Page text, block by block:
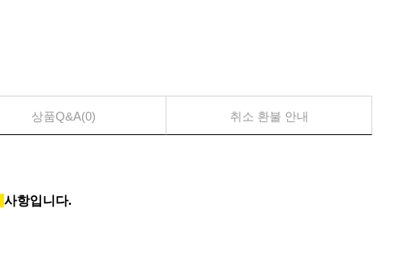
상품Q&A(0) 취소 환불 안내
사항입니다.